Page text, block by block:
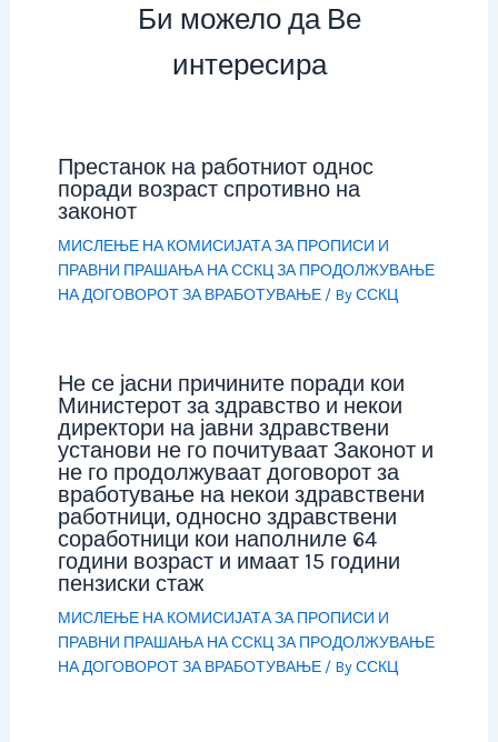
Би можело да Ве
интересира
Престанок на работниот однос
поради возраст спротивно на
законот
МИСЛЕЊЕ НА КОМИСИЈАТА ЗА ПРОПИСИ И
ПРАВНИ ПРАШАЊА НА ССКЦ ЗА ПРОДОЛЖУВАЊЕ
НА ДОГОВОРОТ ЗА ВРАБОТУВАЊЕ/ ByССКЦ
Не се јасни причините поради кои
Министерот за здравство и некои
директори на јавни здравствени
установи не го почитуваат Законот и
не го продолжуваат договорот за
вработување на некои здравствени
работници, односно здравствени
соработници кои наполниле 64
години возраст и имаат 15 години
пензиски стаж
МИСЛЕЊЕ НА КОМИСИЈАТА ЗА ПРОПИСИ И
ПРАВНИ ПРАШАЊА НА ССКЦ ЗА ПРОДОЛЖУВАЊЕ
НА ДОГОВОРОТ ЗА ВРАБОТУВАЊЕ/ ByССКЦ